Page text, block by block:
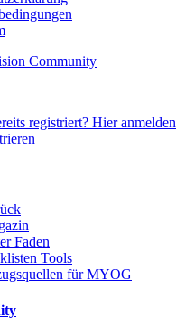
Community
registriert? Hier anmelden
Faden
Tools
für MYOG